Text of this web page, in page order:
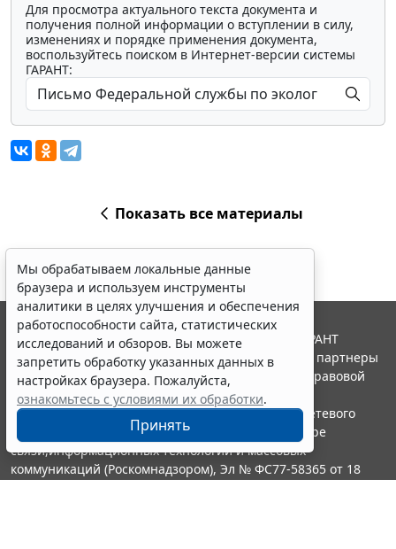
Для просмотра актуального текста документа и
получения полной информации о вступлении в силу,
изменениях и порядке применения документа,
воспользуйтесь поиском в Интернет-версии системы
ГАРАНТ:
Показать все материалы
Мы обрабатываем локальные данные
браузера и используем инструменты
аналитики в целях улучшения и обеспечения
работоспособности сайта, статистических
исследований и обзоров. Вы можете
запретить обработку указанных данных в
настройках браузера. Пожалуйста,
ознакомьтесь с условиями их обработки.
Принять
© ООО "НПП "ГАРАНТ-СЕРВИС", 2026. Система ГАРАНТ
выпускается с 1990 года. Компания "Гарант" и ее партнеры
являются участниками Российской ассоциации правовой
информации ГАРАНТ.
Портал ГАРАНТ.РУ зарегистрирован в качестве сетевого
издания Федеральной службой по надзору в сфере
связи,информационных технологий и массовых
коммуникаций (Роскомнадзором), Эл № ФС77-58365 от 18